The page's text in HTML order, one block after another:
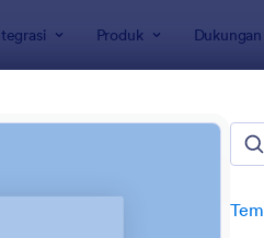
Produk Dukungan